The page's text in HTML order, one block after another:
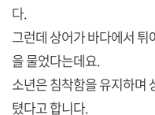
다.
그런데 상어가 바다에서
을 물었다는데요.
소년은 침착함을 유지하며
텼다고 합니다.